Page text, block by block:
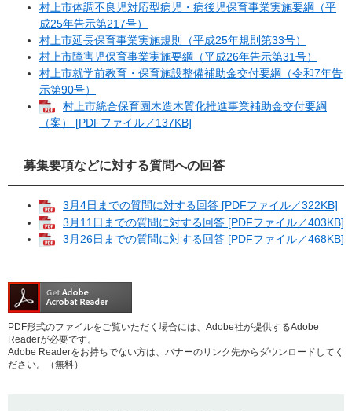
村上市体調不良児対応型病児・病後児保育事業実施要綱（平
成25年告示第217号）
村上市延長保育事業実施規則（平成25年規則第33号）
村上市障害児保育事業実施要綱（平成26年告示第31号）
村上市就学前教育・保育施設整備補助金交付要綱
（令和7年告
示第90号）
村上市統合保育園木造木質化推進事業補助金交付要綱
（案） [PDFファイル／137KB]
募集要項などに対する質問への回答
3月4日までの質問に対する回答 [PDFファイル／322KB]
3月11日までの質問に対する回答 [PDFファイル／403KB]
3月26日までの質問に対する回答 [PDFファイル／468KB]
PDF形式のファイルをご覧いただく場合には、Adobe社が提供するAdobe
Readerが必要です。
Adobe Readerをお持ちでない方は、バナーのリンク先からダウンロードしてく
ださい。（無料）